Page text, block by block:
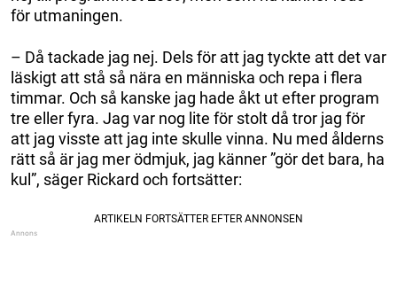
för utmaningen.
– Då tackade jag nej. Dels för att jag tyckte att det var
läskigt att stå så nära en människa och repa i flera
timmar. Och så kanske jag hade åkt ut efter program
tre eller fyra. Jag var nog lite för stolt då tror jag för
att jag visste att jag inte skulle vinna. Nu med ålderns
rätt så är jag mer ödmjuk, jag känner ”gör det bara, ha
kul”, säger Rickard och fortsätter: